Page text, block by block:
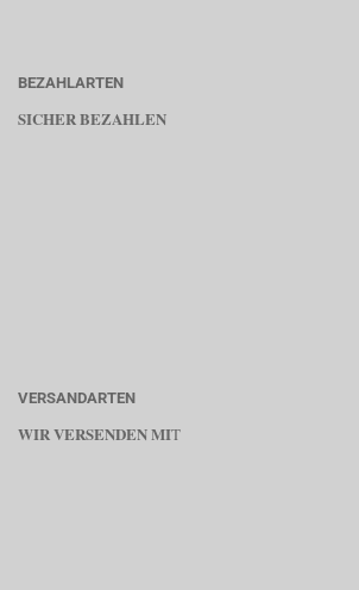
BEZAHLARTEN
SICHER BEZAHLEN
VERSANDARTEN
WIR VERSENDEN MIT